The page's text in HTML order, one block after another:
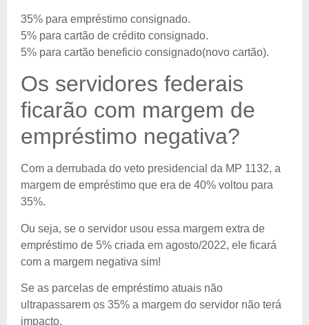
35% para empréstimo consignado.
5% para cartão de crédito consignado.
5% para cartão beneficio consignado(novo cartão).
Os servidores federais
ficarão com margem de
empréstimo negativa?
Com a derrubada do veto presidencial da MP 1132, a
margem de empréstimo que era de 40% voltou para
35%.
Ou seja, se o servidor usou essa margem extra de
empréstimo de 5% criada em agosto/2022, ele ficará
com a margem negativa sim!
Se as parcelas de empréstimo atuais não
ultrapassarem os 35% a margem do servidor não terá
impacto.